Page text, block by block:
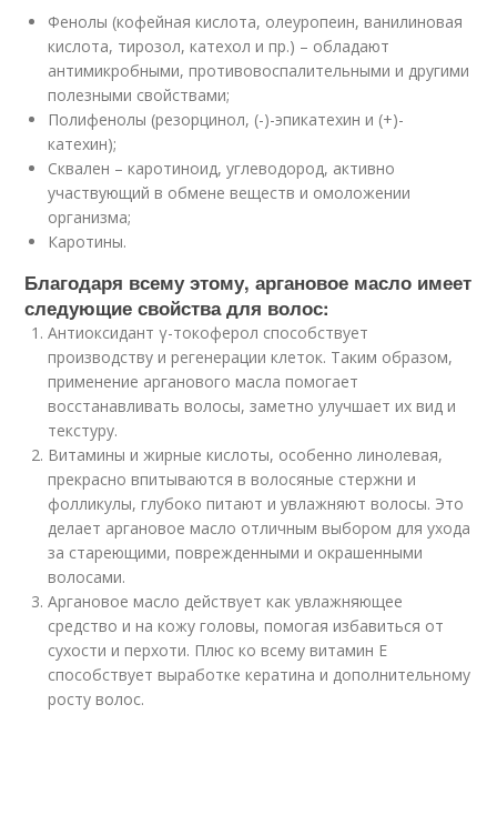
Фенолы (кофейная кислота, олеуропеин, ванилиновая
кислота, тирозол, катехол и пр.) – обладают
антимикробными, противовоспалительными и другими
полезными свойствами;
Полифенолы (резорцинол, (-)-эпикатехин и (+)-
катехин);
Сквален – каротиноид, углеводород, активно
участвующий в обмене веществ и омоложении
организма;
Каротины.
Благодаря всему этому, аргановое масло имеет
следующие свойства для волос:
Антиоксидант γ-токоферол способствует
производству и регенерации клеток. Таким образом,
применение арганового масла помогает
восстанавливать волосы, заметно улучшает их вид и
текстуру.
Витамины и жирные кислоты, особенно линолевая,
прекрасно впитываются в волосяные стержни и
фолликулы, глубоко питают и увлажняют волосы. Это
делает аргановое масло отличным выбором для ухода
за стареющими, поврежденными и окрашенными
волосами.
Аргановое масло действует как увлажняющее
средство и на кожу головы, помогая избавиться от
сухости и перхоти. Плюс ко всему витамин Е
способствует выработке кератина и дополнительному
росту волос.